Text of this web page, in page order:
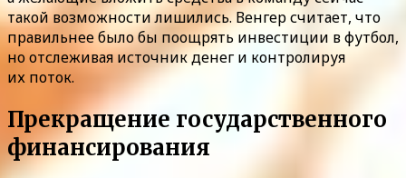
такой возможности лишились. Венгер считает, что
правильнее было бы поощрять инвестиции в футбол,
но отслеживая источник денег и контролируя
их поток.
Прекращение государственного
финансирования